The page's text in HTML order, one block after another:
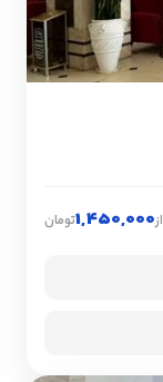
از1,450,000تومان